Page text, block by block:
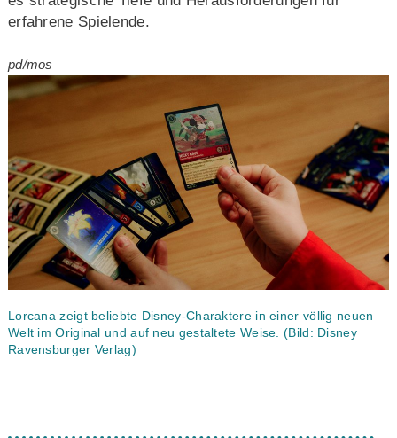
erfahrene Spielende.
pd/mos
Lorcana zeigt beliebte Disney-Charaktere in einer völlig neuen
Welt im Original und auf neu gestaltete Weise. (Bild: Disney
Ravensburger Verlag)